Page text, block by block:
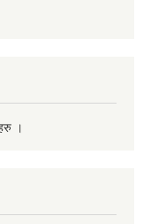
।